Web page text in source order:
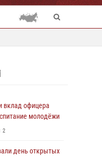
вклад офицера
молодёжи
2
день открытых